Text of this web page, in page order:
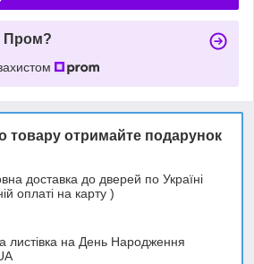
Пром?
товару отримайте подарунок
доставка до дверей по Україні
оплаті на карту )
листівка на День Народження